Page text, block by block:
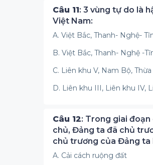
Câu 11: 3 vùng tự do là
Việt Nam:
A. Việt Bắc, Thanh- Nghệ-
B. Việt Bắc, Thanh- Nghệ -
C. Liên khu V, Nam Bộ,
D. Liên khu III, Liên khu IV,
Câu 12: Trong giai
chủ, Đảng ta đã chủ
chủ trương của Đảng ta
A. Cải cách ruộng đất